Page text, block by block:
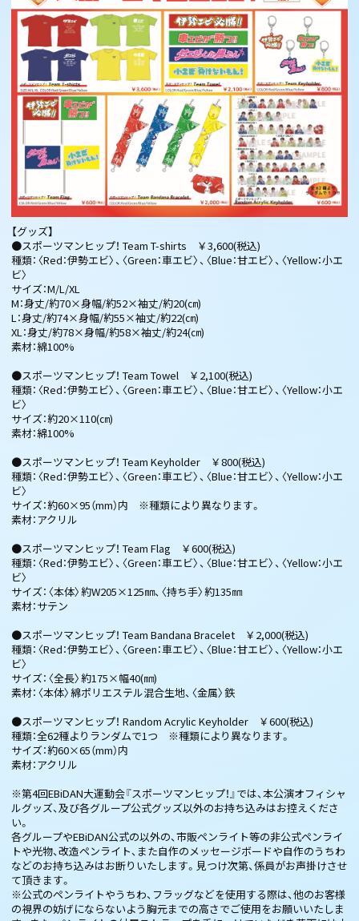
【グッズ】
●スポーツマンヒップ！ Team T-shirts ￥3,600(税込)
種類：〈Red：伊勢エビ〉、〈Green：車エビ〉、〈Blue：甘エビ〉、〈Yellow：小エ
ビ〉
サイズ：M/L/XL
M：身丈/約70×身幅/約52×袖丈/約20(㎝)
L：身丈/約74×身幅/約55×袖丈/約22(㎝)
XL：身丈/約78×身幅/約58×袖丈/約24(㎝)
素材：綿100%
●スポーツマンヒップ！ Team Towel ￥2,100(税込)
種類：〈Red：伊勢エビ〉、〈Green：車エビ〉、〈Blue：甘エビ〉、〈Yellow：小エ
ビ〉
サイズ：約20×110(㎝)
素材：綿100%
●スポーツマンヒップ！ Team Keyholder ￥800(税込)
種類：〈Red：伊勢エビ〉、〈Green：車エビ〉、〈Blue：甘エビ〉、〈Yellow：小エ
ビ〉
サイズ：約60×95（mm）内 ※種類により異なります。
素材：アクリル
●スポーツマンヒップ！ Team Flag ￥600(税込)
種類：〈Red：伊勢エビ〉、〈Green：車エビ〉、〈Blue：甘エビ〉、〈Yellow：小エ
ビ〉
サイズ：〈本体〉約W205×125㎜、〈持ち手〉約135㎜
素材：サテン
●スポーツマンヒップ！ Team Bandana Bracelet ￥2,000(税込)
種類：〈Red：伊勢エビ〉、〈Green：車エビ〉、〈Blue：甘エビ〉、〈Yellow：小エ
ビ〉
サイズ：〈全長〉約175×幅40(㎜)
素材：〈本体〉綿ポリエステル混合生地、〈金属〉鉄
●スポーツマンヒップ！ Random Acrylic Keyholder ￥600(税込)
種類：全62種よりランダムで1つ ※種類により異なります。
サイズ：約60×65（mm）内
素材：アクリル
※第4回EBiDAN大運動会『スポーツマンヒップ！』では、本公演オフィシャ
ルグッズ、及び各グループ公式グッズ以外のお持ち込みはお控えくださ
い。
各グループやEBiDAN公式の以外の、市販ペンライト等の非公式ペンライ
トや光物、改造ペンライト、また自作のメッセージボードや自作のうちわ
などのお持ち込みはお断りいたします。見つけ次第、係員がお声掛けさせ
て頂きます。
※公式のペンライトやうちわ、フラッグなどを使用する際は、他のお客様
の視界の妨げにならないよう胸元までの高さでご使用をお願いいたしま